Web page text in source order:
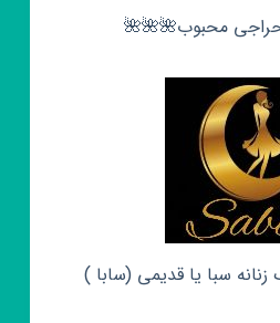
حراجی محبوب🌺🌺🌺
زنانه سبا یا قدیمی (سابا )